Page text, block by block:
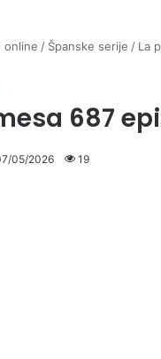
online / Španske serije / La
687
05/2026 19